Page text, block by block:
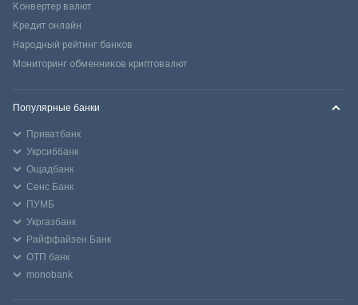
Конвертер валют
Кредит онлайн
Народный рейтинг банков
Мониторинг обменников криптовалют
Популярные банки
Приватбанк
Укрсиббанк
Ощадбанк
Сенс Банк
ПУМБ
Укргазбанк
Райффайзен Банк
ОТП банк
monobank